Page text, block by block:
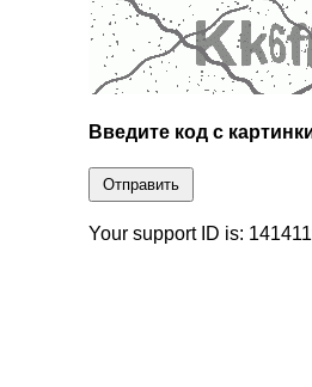
Введите код с
Отправить
Your support ID is: